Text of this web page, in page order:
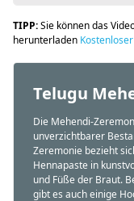
TIPP:Sie können das
herunterladen
Telugu
Die Mehendi-
unverzichtbarer
Zeremonie bezieht
Hennapaste in
und Füße der Braut.
gibt es auch einige